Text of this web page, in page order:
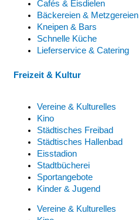
Cafés & Eisdielen
Bäckereien & Metzgereien
Kneipen & Bars
Schnelle Küche
Lieferservice & Catering
Freizeit & Kultur
Vereine & Kulturelles
Kino
Städtisches Freibad
Städtisches Hallenbad
Eisstadion
Stadtbücherei
Sportangebote
Kinder & Jugend
Vereine & Kulturelles